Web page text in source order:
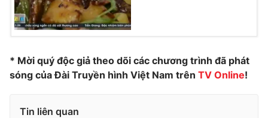
Liên hệ tòa soạn English
THỜI BÁO VTV
* Mời quý độc giả theo dõi các chương trình đã phát
sóng của Đài Truyền hình Việt Nam trên TV Online!
Tin liên quan